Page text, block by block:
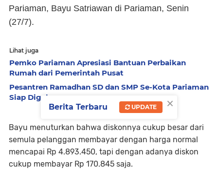
Pariaman, Bayu Satriawan di Pariaman, Senin
(27/7).
Lihat juga
Pemko Pariaman Apresiasi Bantuan Perbaikan
Rumah dari Pemerintah Pusat
Pesantren Ramadhan SD dan SMP Se-Kota Pariaman
Siap Digelar
Bayu menuturkan bahwa diskonnya cukup besar dari
semula pelanggan membayar dengan harga normal
mencapai Rp 4.893.450, tapi dengan adanya diskon
cukup membayar Rp 170.845 saja.
×
Berita Terbaru UPDATE